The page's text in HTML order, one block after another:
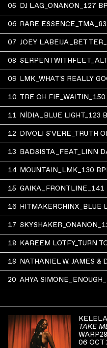
05 DJ LAG_ONANON_127
06 RARE
07 JOEY
08
09
10 TRE OH
11 NÍDIA_BLUE LIGHT_123
12 DIVOLI S'VERE_TRUTH
13
14 MOUNTAIN_LMK_130
15 GAIKA_FRONTLINE_141
16 HITMAKERCHINX_BLUE
17
18 KAREEM LOTFY_TURN
19
20 AHYA
KELELA
TAKE
06 OCT